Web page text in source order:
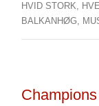
HVID STORK,
BALKANHØG,